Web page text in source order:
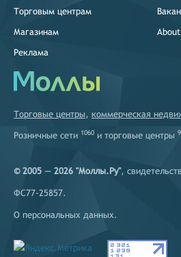
Торговым центрам
Магазинам
Реклама
Торговые центры, коммерческая
Розничные сети 1060 и торговые центры
© 2005 — 2026 "Моллы.Ру",
ФС77-25857.
О персональных данных.